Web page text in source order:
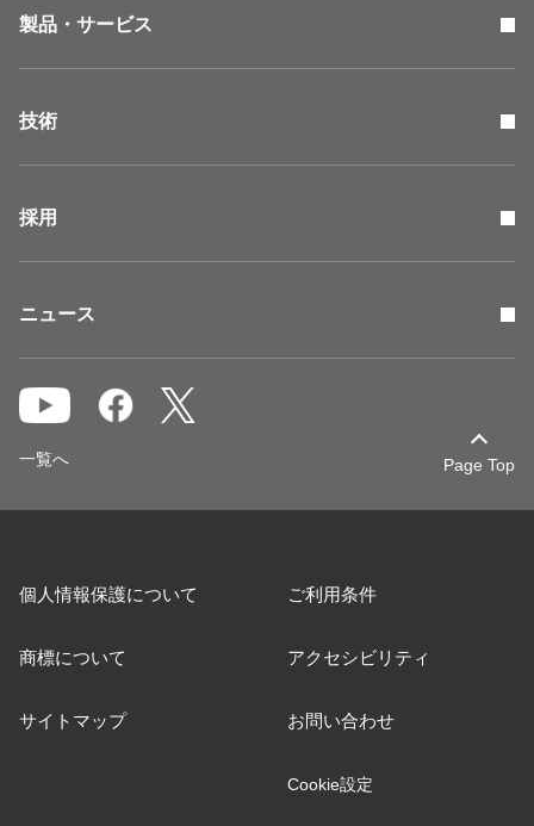
製品・サービス
技術
採用
ニュース
Page Top
一覧へ
個人情報保護について ご利用条件
商標について アクセシビリティ
サイトマップ お問い合わせ
Cookie設定